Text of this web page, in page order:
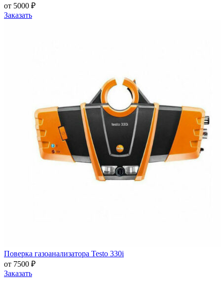
от 5000 ₽
Заказать
Поверка газоанализатора Testo 330i
от 7500 ₽
Заказать